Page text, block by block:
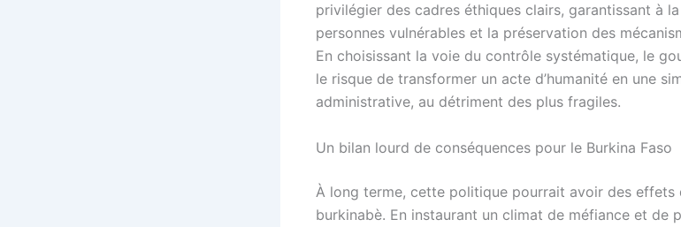
privilégier des cadres éthiques clairs, garantissant à
personnes vulnérables et la préservation des
En choisissant la voie du contrôle systématique, le
le risque de transformer un acte d’humanité en une
administrative, au détriment des plus fragiles.
Un bilan lourd de conséquences pour le Burkina Faso
À long terme, cette politique pourrait avoir des effets
burkinabè. En instaurant un climat de méfiance et de